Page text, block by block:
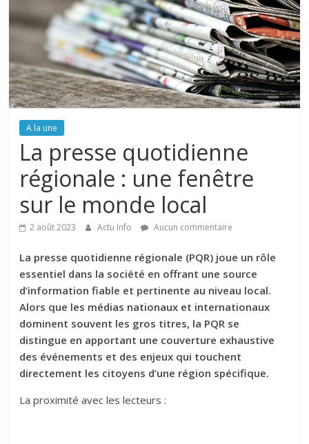
A la une
La presse quotidienne
régionale : une fenêtre
sur le monde local
2 août 2023 Actu Info Aucun commentaire
La presse quotidienne régionale (PQR) joue un rôle
essentiel dans la société en offrant une source
d’information fiable et pertinente au niveau local.
Alors que les médias nationaux et internationaux
dominent souvent les gros titres, la PQR se
distingue en apportant une couverture exhaustive
des événements et des enjeux qui touchent
directement les citoyens d’une région spécifique.
La proximité avec les lecteurs :